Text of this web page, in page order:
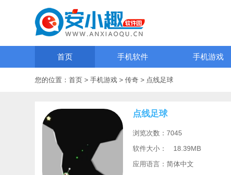
首页 手机软件 手机游戏
您的位置： 首页 > 手机游戏 > 传奇 > 点线足球
点线足球
浏览次数：7045
软件大小：
18.39MB
应用语言：简体中文